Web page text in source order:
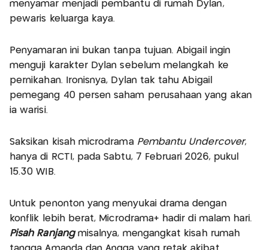
menyamar menjadi pembantu di rumah Dylan,
pewaris keluarga kaya.
Penyamaran ini bukan tanpa tujuan. Abigail ingin
menguji karakter Dylan sebelum melangkah ke
pernikahan. Ironisnya, Dylan tak tahu Abigail
pemegang 40 persen saham perusahaan yang akan
ia warisi.
Saksikan kisah microdrama Pembantu Undercover,
hanya di RCTI, pada Sabtu, 7 Februari 2026, pukul
15.30 WIB.
Untuk penonton yang menyukai drama dengan
konflik lebih berat, Microdrama+ hadir di malam hari.
Pisah Ranjangmisalnya, mengangkat kisah rumah